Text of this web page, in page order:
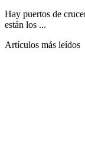
Hay puertos de
están los ...
Artículos más leídos